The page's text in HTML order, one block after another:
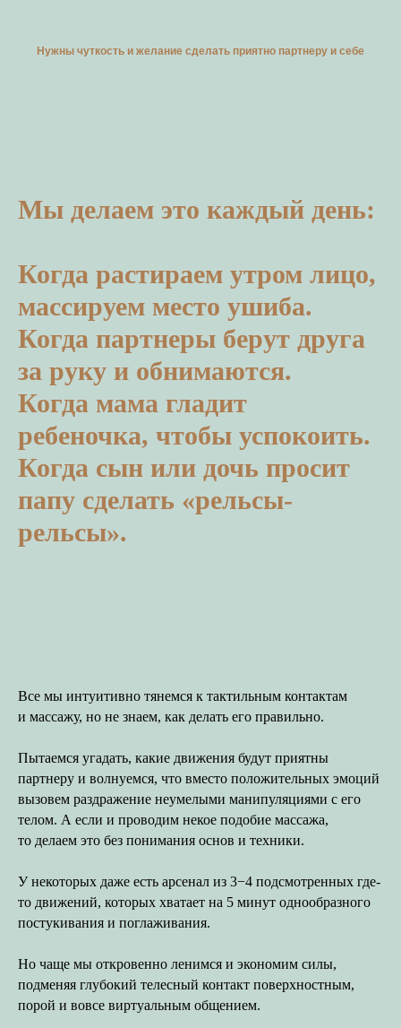
Нужны чуткость и желание сделать приятно партнеру и себе
Мы делаем это каждый день:
Когда растираем утром лицо,
массируем место ушиба.
Когда партнеры берут друга
за руку и обнимаются.
Когда мама гладит
ребеночка, чтобы успокоить.
Когда сын или дочь просит
папу сделать «рельсы-
рельсы».
Все мы интуитивно тянемся к тактильным контактам
и массажу, но не знаем, как делать его правильно.
Пытаемся угадать, какие движения будут приятны
партнеру и волнуемся, что вместо положительных эмоций
вызовем раздражение неумелыми манипуляциями с его
телом. А если и проводим некое подобие массажа,
то делаем это без понимания основ и техники.
У некоторых даже есть арсенал из 3−4 подсмотренных где-
то движений, которых хватает на 5 минут однообразного
постукивания и поглаживания.
Но чаще мы откровенно ленимся и экономим силы,
подменяя глубокий телесный контакт поверхностным,
порой и вовсе виртуальным общением.